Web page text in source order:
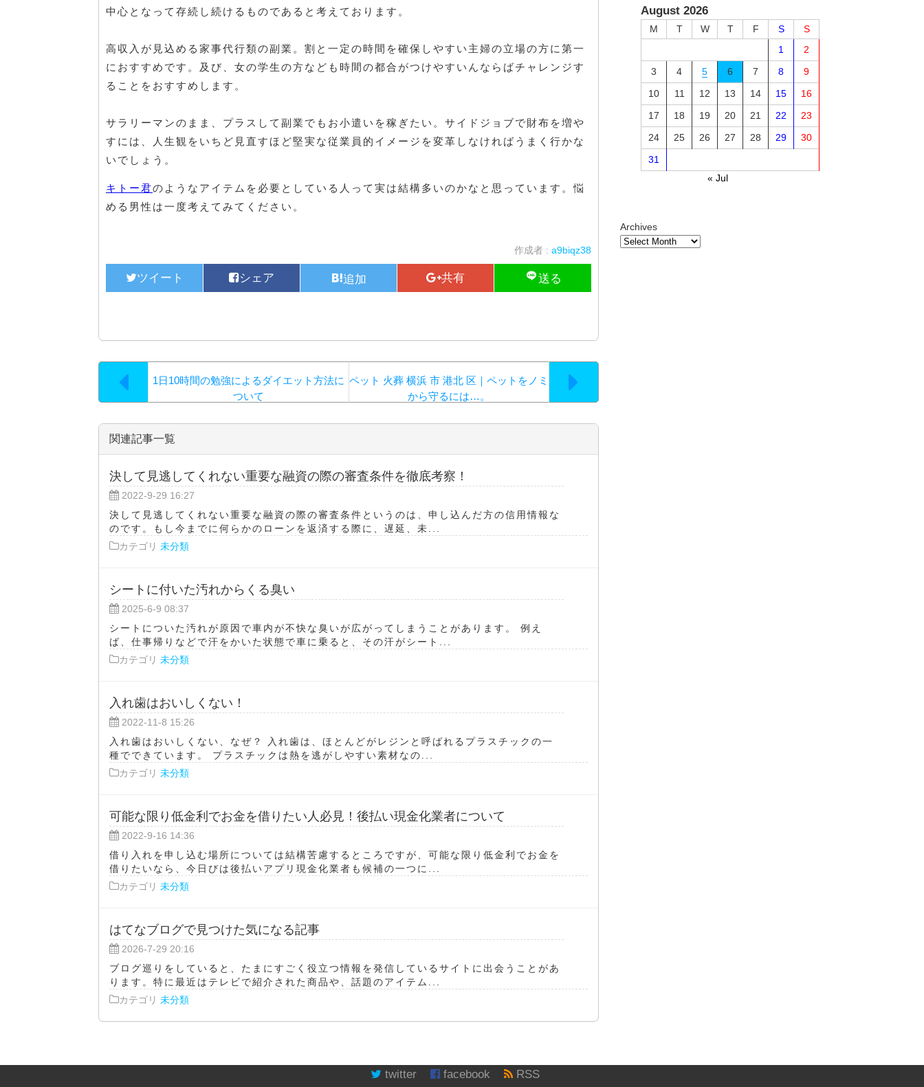
中心となって存続し続けるものであると考えております。
高収入が見込める家事代行類の副業。割と一定の時間を確保しやすい主婦の立場の方に第一
におすすめです。及び、女の学生の方なども時間の都合がつけやすいんならばチャレンジす
ることをおすすめします。
サラリーマンのまま、プラスして副業でもお小遣いを稼ぎたい。サイドジョブで財布を増や
すには、人生観をいちど見直すほど堅実な従業員的イメージを変革しなければうまく行かな
いでしょう。
キトー君のようなアイテムを必要としている人って実は結構多いのかなと思っています。悩
める男性は一度考えてみてください。
作成者 : a9biqz38
1日10時間の勉強によるダイエット方法に
ついて
ペット 火葬 横浜 市 港北 区｜ペットをノミ
から守るには…。
関連記事一覧
決して見逃してくれない重要な融資の際の審査条件を徹底考察！
2022-9-29 16:27
決して見逃してくれない重要な融資の際の審査条件というのは、申し込んだ方の信用情報な
のです。もし今までに何らかのローンを返済する際に、遅延、未...
カテゴリ 未分類
シートに付いた汚れからくる臭い
2025-6-9 08:37
シートについた汚れが原因で車内が不快な臭いが広がってしまうことがあります。 例え
ば、仕事帰りなどで汗をかいた状態で車に乗ると、その汗がシート...
カテゴリ 未分類
入れ歯はおいしくない！
2022-11-8 15:26
入れ歯はおいしくない、なぜ？ 入れ歯は、ほとんどがレジンと呼ばれるプラスチックの一
種でできています。 プラスチックは熱を逃がしやすい素材なの...
カテゴリ 未分類
可能な限り低金利でお金を借りたい人必見！後払い現金化業者について
2022-9-16 14:36
借り入れを申し込む場所については結構苦慮するところですが、可能な限り低金利でお金を
借りたいなら、今日びは後払いアプリ現金化業者も候補の一つに...
カテゴリ 未分類
はてなブログで見つけた気になる記事
2026-7-29 20:16
ブログ巡りをしていると、たまにすごく役立つ情報を発信しているサイトに出会うことがあ
ります。特に最近はテレビで紹介された商品や、話題のアイテム...
カテゴリ 未分類
August 2026
M T W T F S
S
1
2
3
4 5 6 7 8
9
10
11 12 13 14 15
16
17
18 19 20 21 22
23
24
25 26 27 28 29
30
31
« Jul
Archives
twitter facebook RSS